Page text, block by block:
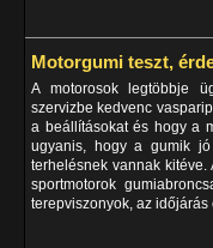
Motorgumi teszt,
A motorosok legtöbbje
szervizbe kedvenc
a beállításokat és hogy a
ugyanis, hogy a gumik
terhelésnek vannak
sportmotorok
terepviszonyok, az időjárás